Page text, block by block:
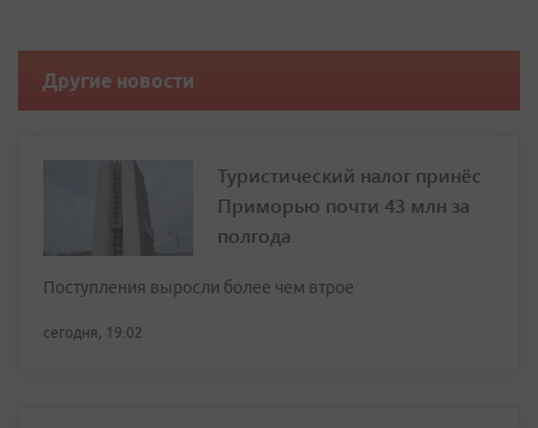
Другие новости
Туристический налог принёс
Приморью почти 43 млн за
полгода
Поступления выросли более чем втрое
сегодня, 19:02